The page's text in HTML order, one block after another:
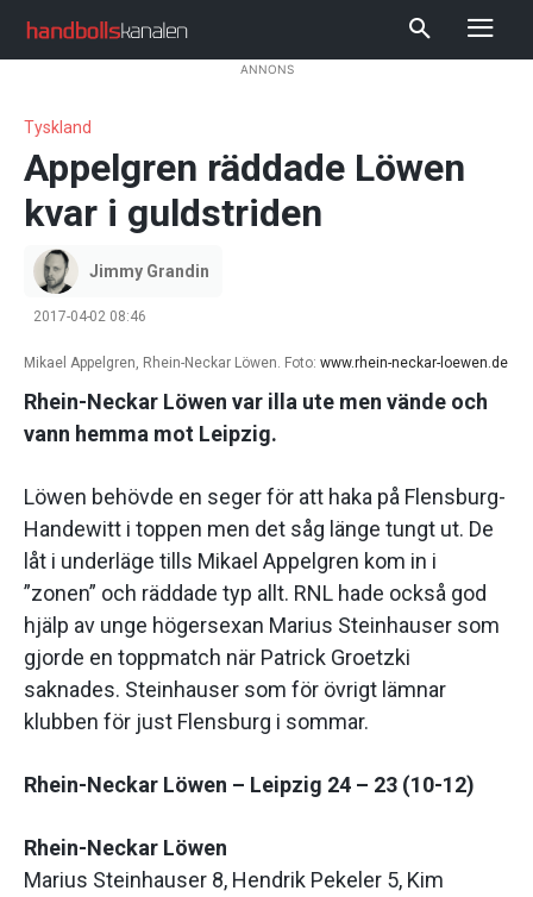
ANNONS
Tyskland
Appelgren räddade Löwen
kvar i guldstriden
Jimmy Grandin
2017-04-02 08:46
Mikael Appelgren, Rhein-Neckar Löwen. Foto: www.rhein-neckar-loewen.de
Rhein-Neckar Löwen var illa ute men vände och
vann hemma mot Leipzig.
Löwen behövde en seger för att haka på Flensburg-
Handewitt i toppen men det såg länge tungt ut. De
låt i underläge tills Mikael Appelgren kom in i
”zonen” och räddade typ allt. RNL hade också god
hjälp av unge högersexan Marius Steinhauser som
gjorde en toppmatch när Patrick Groetzki
saknades. Steinhauser som för övrigt lämnar
klubben för just Flensburg i sommar.
Rhein-Neckar Löwen – Leipzig 24 – 23 (10-12)
Rhein-Neckar Löwen
Marius Steinhauser 8, Hendrik Pekeler 5, Kim